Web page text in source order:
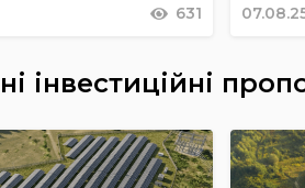
631
інвестиційні